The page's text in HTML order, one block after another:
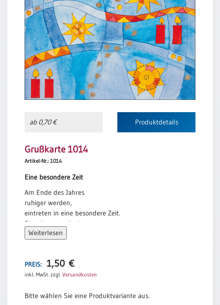
ab 0,70 € Produktdetails
Grußkarte 1014
Artikel-Nr.: 1014
Eine besondere Zeit
Am Ende des Jahres
ruhiger werden,
eintreten in eine besondere Zeit.
Eine Kerze anzünden.
Sich innen schön machen,
Doris Bewernitz
Weiterlesen
PREIS: 1,50 €
inkl. MwSt. zzgl. Versandkosten
Bitte wählen Sie eine Produktvariante aus.